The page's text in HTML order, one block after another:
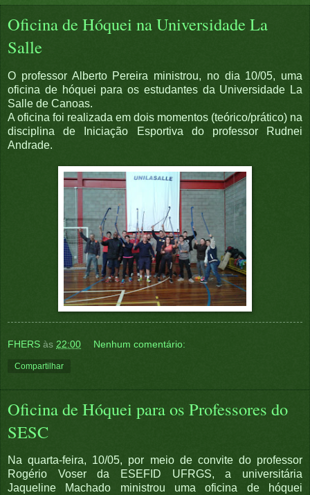
Oficina de Hóquei na Universidade La
Salle
O professor Alberto Pereira ministrou, no dia 10/05, uma
oficina de hóquei para os estudantes da Universidade La
Salle de Canoas.
A oficina foi realizada em dois momentos (teórico/prático) na
disciplina de Iniciação Esportiva do professor Rudnei
Andrade.
FHERS às 22:00 Nenhum comentário:
Compartilhar
Oficina de Hóquei para os Professores do
SESC
Na quarta-feira, 10/05, por meio de convite do professor
Rogério Voser da ESEFID UFRGS, a universitária
Jaqueline Machado ministrou uma oficina de hóquei